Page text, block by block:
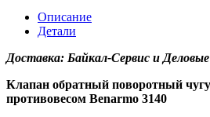
Описание
Детали
Доставка: Байкал-Сервис и
Клапан обратный поворотный
противовесом Benarmo 3140